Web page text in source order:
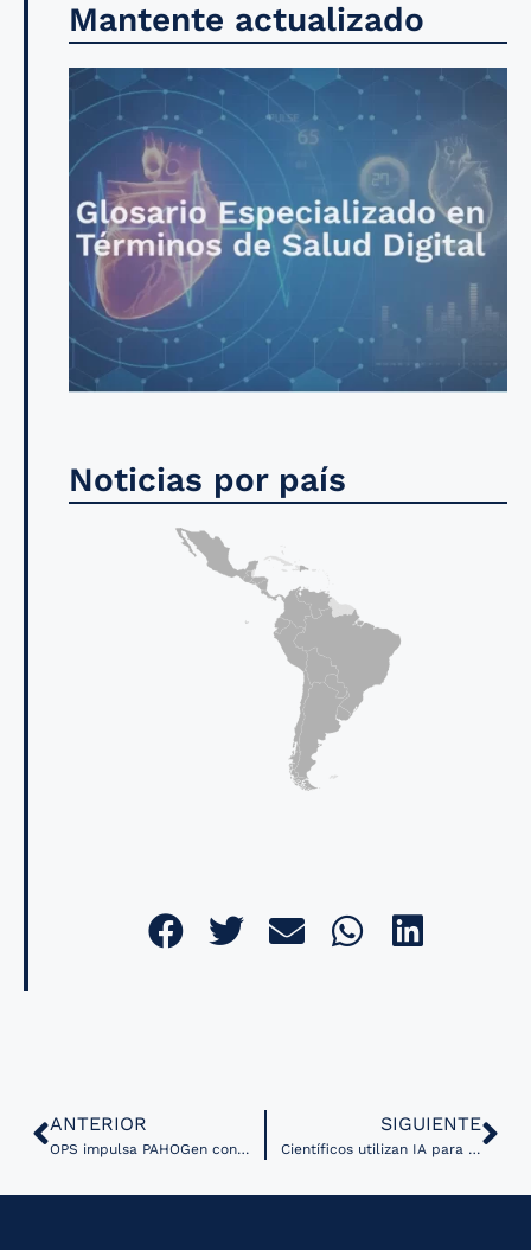
Mantente actualizado
Noticias por país
ANTERIOR
OPS impulsa PAHOGen con su primera cumbre sobre Vigilancia Genómica Regional
SIGUIENTE
Científicos utilizan IA para mejorar el análisis de tumores cerebrales